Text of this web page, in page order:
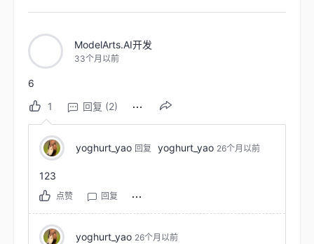
ModelArts.AI开发
33个月以前
6
1
回复 (2)
yoghurt_yao 回复 yoghurt_yao 26个月以前
123
点赞 回复
yoghurt_yao 26个月以前